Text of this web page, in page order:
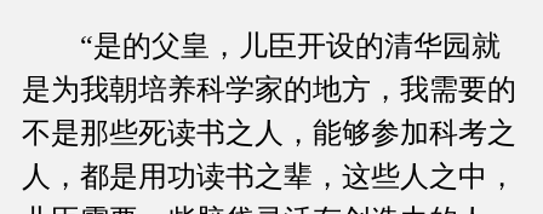
“是的父皇，儿臣开设的清华园就
是为我朝培养科学家的地方，我需要的
不是那些死读书之人，能够参加科考之
人，都是用功读书之辈，这些人之中，